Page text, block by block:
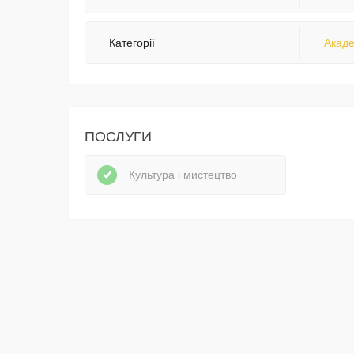
Категорії
ПОСЛУГИ
Культура і мистецтво